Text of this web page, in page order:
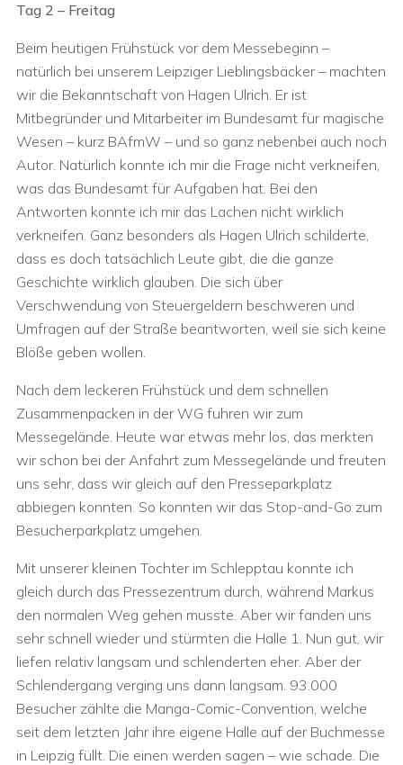
Tag 2 – Freitag
Beim heutigen Frühstück vor dem Messebeginn –
natürlich bei unserem Leipziger Lieblingsbäcker – machten
wir die Bekanntschaft von Hagen Ulrich. Er ist
Mitbegründer und Mitarbeiter im Bundesamt für magische
Wesen – kurz BAfmW – und so ganz nebenbei auch noch
Autor. Natürlich konnte ich mir die Frage nicht verkneifen,
was das Bundesamt für Aufgaben hat. Bei den
Antworten konnte ich mir das Lachen nicht wirklich
verkneifen. Ganz besonders als Hagen Ulrich schilderte,
dass es doch tatsächlich Leute gibt, die die ganze
Geschichte wirklich glauben. Die sich über
Verschwendung von Steuergeldern beschweren und
Umfragen auf der Straße beantworten, weil sie sich keine
Blöße geben wollen.
Nach dem leckeren Frühstück und dem schnellen
Zusammenpacken in der WG fuhren wir zum
Messegelände. Heute war etwas mehr los, das merkten
wir schon bei der Anfahrt zum Messegelände und freuten
uns sehr, dass wir gleich auf den Presseparkplatz
abbiegen konnten. So konnten wir das Stop-and-Go zum
Besucherparkplatz umgehen.
Mit unserer kleinen Tochter im Schlepptau konnte ich
gleich durch das Pressezentrum durch, während Markus
den normalen Weg gehen musste. Aber wir fanden uns
sehr schnell wieder und stürmten die Halle 1. Nun gut, wir
liefen relativ langsam und schlenderten eher. Aber der
Schlendergang verging uns dann langsam. 93.000
Besucher zählte die Manga-Comic-Convention, welche
seit dem letzten Jahr ihre eigene Halle auf der Buchmesse
in Leipzig füllt. Die einen werden sagen – wie schade. Die